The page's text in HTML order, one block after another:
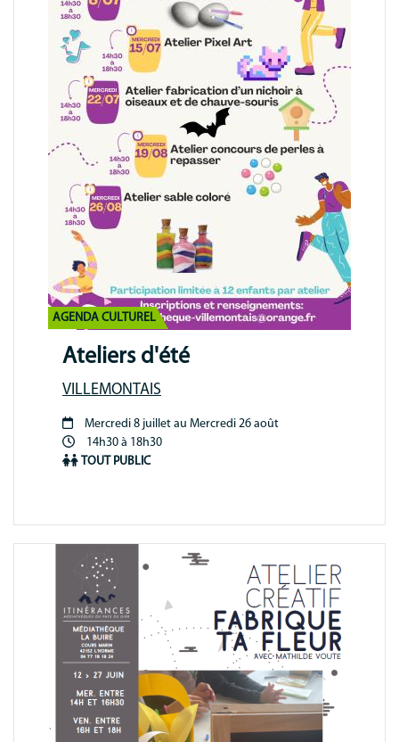
AGENDA CULTUREL
Ateliers d'été
VILLEMONTAIS
Période
animation
Mercredi 8 juillet au Mercredi 26 août
14h30 à 18h30
TOUT PUBLIC